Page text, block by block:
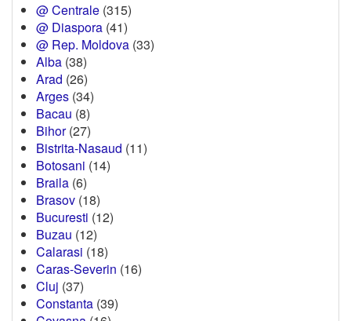
@ Centrale (315)
@ Diaspora (41)
@ Rep. Moldova (33)
Alba (38)
Arad (26)
Arges (34)
Bacau (8)
Bihor(27)
Bistrita-Nasaud (11)
Botosani (14)
Braila (6)
Brasov (18)
Bucuresti (12)
Buzau (12)
Calarasi (18)
Caras-Severin (16)
Cluj (37)
Constanta (39)